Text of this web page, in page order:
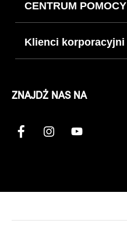
CENTRUM POMOCY
Klienci korporacyjni
ZNAJDŹ NAS NA